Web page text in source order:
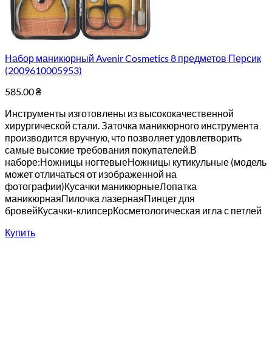
Набор маникюрный Avenir Cosmetics 8 предметов Персик
(2009610005953)
585.00₴
Инструменты изготовлены из высококачественной
хирургической стали. Заточка маникюрного инструмента
производится вручную, что позволяет удовлетворить
самые высокие требования покупателей.В
наборе:Ножницы ногтевыеНожницы кутикульные (модель
может отличаться от изображенной на
фотографии)Кусачки маникюрныеЛопатка
маникюрнаяПилочка лазернаяПинцет для
бровейКусачки-клипсерКосметологическая игла с петлей
Купить